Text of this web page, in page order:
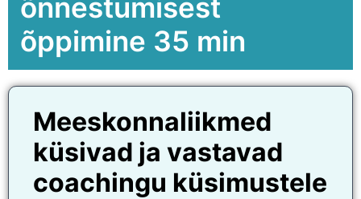
õnnestumisest
õppimine 35 min
Meeskonnaliikmed
küsivad ja vastavad
coachingu küsimustele